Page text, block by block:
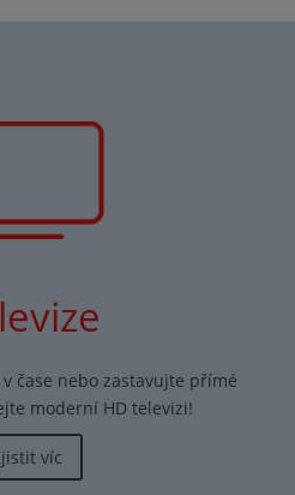
čase nebo zastavujte přímé
moderní HD televizi!
víc